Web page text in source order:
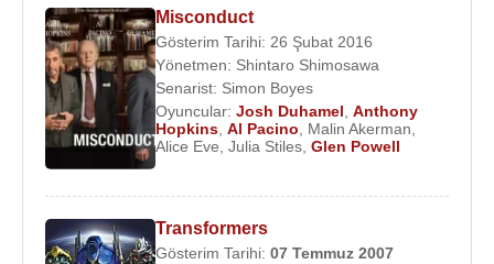
Duhamel,2003yılında başarılı televizyon dizisi
Vegas'da oynamaya başladı.James Caan
oynadığı dizideDanny McCoy rolünü canlandıran
Duhamel, 2004yılındaWin A Date With Tad
Hamilton!adlı filmde başrol oynadı. Ortalama bir
gişe başarısı sağlayan bu filmle iyice parladı.
yılındaTuristas
oynayan Duhamel,Eight Belowadlı macera
filminin kadrosunda açıklanmasına rağmen daha
sonra onun rolüPaul Walker 'a verildi.
Misconduct
Gösterim Tarihi: 26 Şubat 2016
Yönetmen: Shintaro Shimosawa
Senarist: Simon Boyes
Oyuncular: Josh Duhamel Anthony
Hopkins Al Pacino Malin Akerman
Alice Eve Julia Stiles Glen Powell
Transformers
Gösterim Tarihi: 07 Temmuz 2007